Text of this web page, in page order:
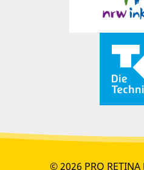
© 2026 PRO